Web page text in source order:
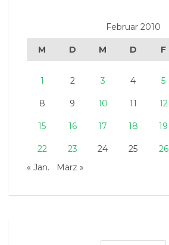
Februar 2010
M D M D F
1 2 3 4 5
8 9 10 11 12
15 16 17 18 19
22 23 24 25 26
« Jan.
März »